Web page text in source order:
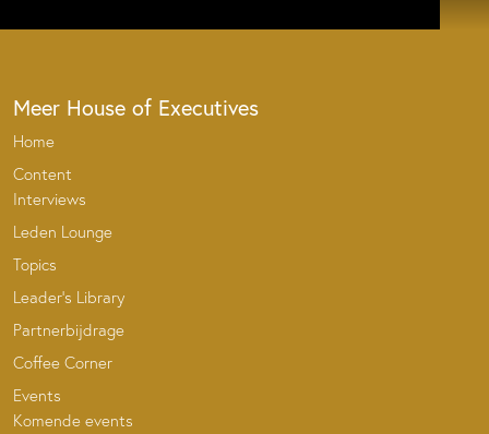
Meer House of Executives
Home
Content
Interviews
Leden Lounge
Topics
Leader’s Library
Partnerbijdrage
Coffee Corner
Events
Komende events